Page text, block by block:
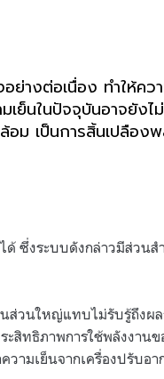
ย่างต่อเนื่อง ทำให้คว
เย็นในปัจจุบันอาจยังไ
อม เป็นการสิ้นเปลือง
ด้ ซึ่งระบบดังกล่าวมีส่วนส
ส่วนใหญ่แทบไม่รับรู้ถึงผ
สิทธิภาพการใช้พลังงานข
วามเย็นจากเครื่องปรับอา